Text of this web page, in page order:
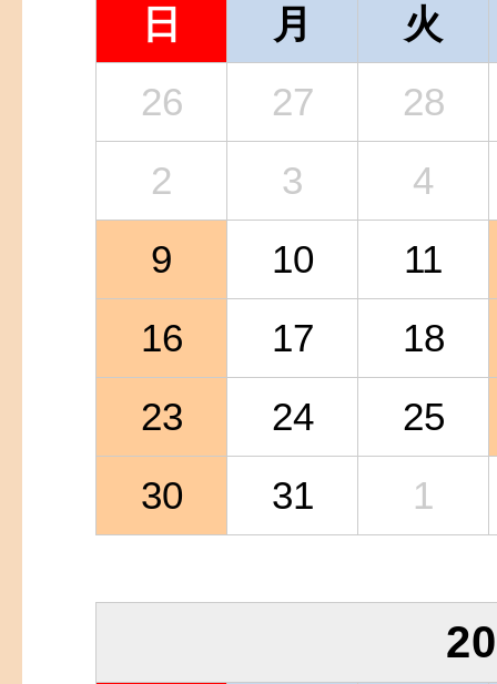
日 月
火
26
27
28
2
3
4
9
10
11
16
17
18
23
24
25
30
31 1